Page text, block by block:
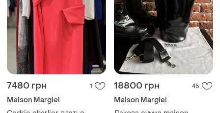
7480 грн 1
Maison Margiel
18800 грн 45
Maison Margiel